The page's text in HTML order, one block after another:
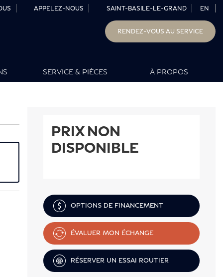
APPELEZ-NOUS SAINT-BASILE-LE-GRAND EN
RENDEZ-VOUS AU SERVICE
SERVICE & PIÈCES À PROPOS
PRIX NON
DISPONIBLE
OPTIONS DE FINANCEMENT
ÉVALUER MON ÉCHANGE
RÉSERVER UN ESSAI ROUTIER